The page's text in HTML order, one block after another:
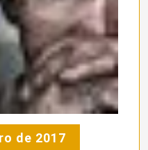
de 2017